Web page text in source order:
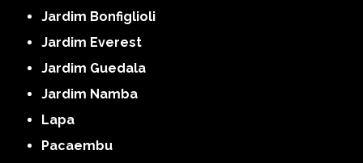
Jardim Bonfiglioli
Jardim Everest
Jardim Guedala
Jardim Namba
Lapa
Pacaembu